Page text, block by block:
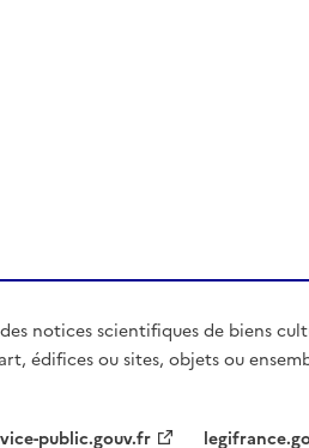
notices scientifiques de biens
édifices ou sites, objets ou
public.gouv.fr